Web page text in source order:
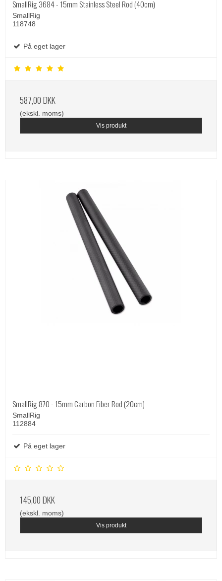
SmallRig 3684 - 15mm Stainless Steel Rod (40cm)
SmallRig
118748
På eget lager
587,00 DKK
(ekskl. moms)
Vis produkt
SmallRig 870 - 15mm Carbon Fiber Rod (20cm)
SmallRig
112884
På eget lager
145,00 DKK
(ekskl. moms)
Vis produkt